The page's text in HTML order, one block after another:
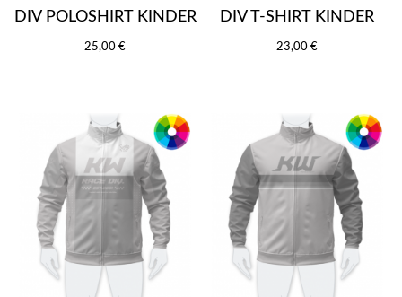
DIV POLOSHIRT KINDER
25,00 €
DIV T-SHIRT KINDER
23,00 €